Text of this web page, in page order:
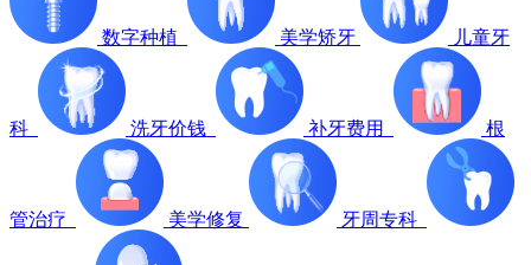
数字种植 美学矫牙 儿童牙
科 洗牙价钱 补牙费用 根
管治疗 美学修复 牙周专科